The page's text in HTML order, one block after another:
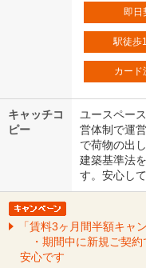
即日
駅徒歩
カード
キャッチコ
ピー
ユースペー
営体制で運
で荷物の出
建築基準法
す。安心し
「賃料3ヶ月間半額キャ
・期間中に新規ご契約
安心です